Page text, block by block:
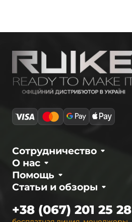
О нас
Сотрудничество
Статьи и обзоры
Помощь
+38 (067) 201 25 28